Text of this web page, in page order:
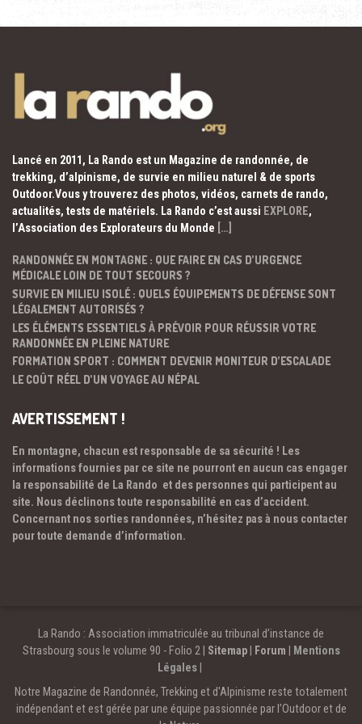
Lancé en 2011, La Rando est un Magazine de randonnée, de
trekking, d’alpinisme, de survie en milieu naturel & de sports
Outdoor.Vous y trouverez des photos, vidéos, carnets de rando,
actualités, tests de matériels. La Rando c’est aussi EXPLORE,
l’Association des Explorateurs du Monde […]
RANDONNÉE EN MONTAGNE : QUE FAIRE EN CAS D’URGENCE
MÉDICALE LOIN DE TOUT SECOURS ?
SURVIE EN MILIEU ISOLÉ : QUELS ÉQUIPEMENTS DE DÉFENSE SONT
LÉGALEMENT AUTORISÉS ?
LES ÉLÉMENTS ESSENTIELS À PRÉVOIR POUR RÉUSSIR VOTRE
RANDONNÉE EN PLEINE NATURE
FORMATION SPORT : COMMENT DEVENIR MONITEUR D’ESCALADE
LE COÛT RÉEL D’UN VOYAGE AU NÉPAL
AVERTISSEMENT !
En montagne, chacun est responsable de sa sécurité ! Les
informations fournies par ce site ne pourront en aucun cas engager
la responsabilité de La Rando et des personnes qui participent au
site. Nous déclinons toute responsabilité en cas d’accident.
Concernant nos sorties randonnées, n’hésitez pas à nous contacter
pour toute demande d’information.
La Rando : Association immatriculée au tribunal d’instance de
Strasbourg sous le volume 90 - Folio 2 | Sitemap| Forum
Mentions
Légales
Notre Magazine de Randonnée, Trekking et d'Alpinisme reste totalement
indépendant et est gérée par une équipe passionnée par l’Outdoor et de